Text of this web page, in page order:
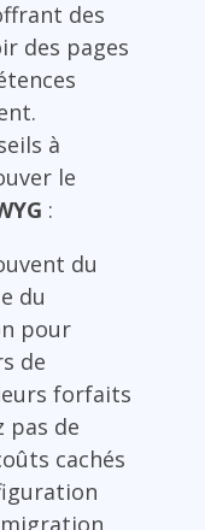
des
des pages
à
le
:
du
du
pour
de
forfaits
pas de
cachés
migration